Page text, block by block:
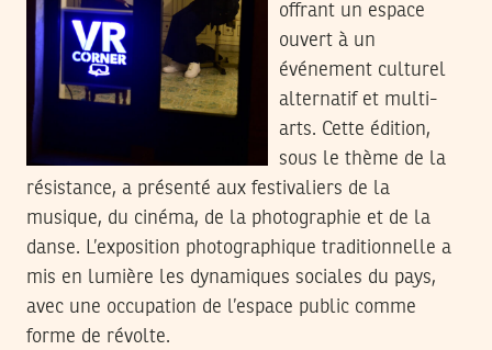
offrant un espace
ouvert à un
événement culturel
alternatif et multi-
arts. Cette édition,
sous le thème de la
résistance, a présenté aux festivaliers de la
musique, du cinéma, de la photographie et de la
danse. L’exposition photographique traditionnelle a
mis en lumière les dynamiques sociales du pays,
avec une occupation de l’espace public comme
forme de révolte.